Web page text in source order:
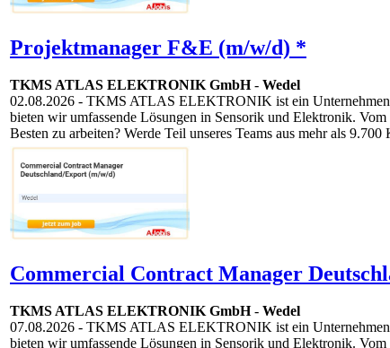
Projektmanager F&E (m/w/d) *
TKMS ATLAS ELEKTRONIK GmbH- Wedel
02.08.2026 - TKMS ATLAS ELEKTRONIK ist ein Unternehmen
bieten wir umfassende Lösungen in Sensorik und Elektronik.
Besten zu arbeiten? Werde Teil unseres Teams aus mehr als
Commercial Contract Manager
TKMS ATLAS ELEKTRONIK GmbH- Wedel
07.08.2026 - TKMS ATLAS ELEKTRONIK ist ein Unternehmen
bieten wir umfassende Lösungen in Sensorik und Elektronik.